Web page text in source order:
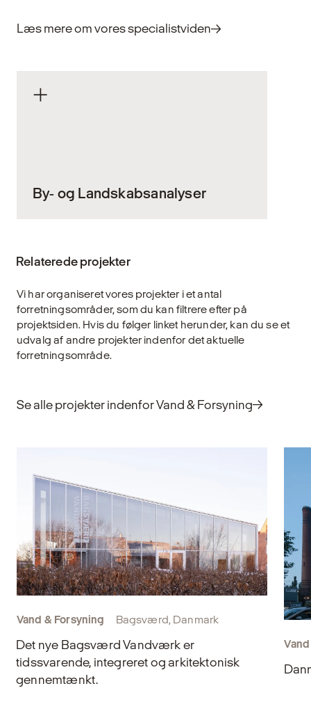
Læs mere om vores specialistviden
By- og Landskabsanalyser
fra byudvikling og infrastruktur til
stiller høje krav til prioritering, planlægning
og placering af nye anlæg og byggerier. By-
og landskabsanalyser skaber overblik over
de fysiske, lovgivningsmæssige og
kontekstuelle forhold og udgør et afgørende
forebygger konflikter og styrker kvaliteten i
Relaterede projekter
Vi har organiseret vores projekter i et antal
forretningsområder, som du kan filtrere efter på
projektsiden. Hvis du følger linket herunder, kan du se et
udvalg af andre projekter indenfor det aktuelle
forretningsområde.
Se alle projekter indenfor Vand & Forsyning
Vand & Forsyning Bagsværd, Danmark
Det nye Bagsværd Vandværk er
tidssvarende, integreret og arkitektonisk
gennemtænkt.